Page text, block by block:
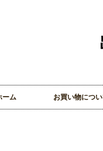
ーム お買い物につ